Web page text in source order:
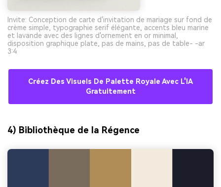
Invite: Conception de carte d'invitation de mariage sur fond de
crème simple, typographie serif élégante, accents bleu marine
et lavande avec des lignes d'ornement en or minimal,
disposition graphique plate, pas de mains, pas de table- -ar
3:4
Créez Des Visuels De Palette Royale Avec L'IA
Gratuitement
4) Bibliothèque de la Régence